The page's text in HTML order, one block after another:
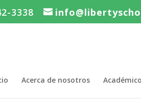
3338
Acerca de nosotros Académico